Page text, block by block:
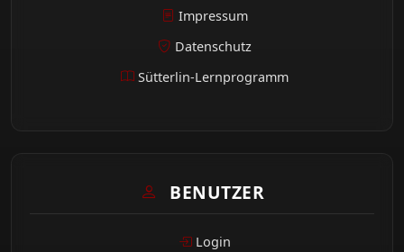
Impressum
Datenschutz
Sütterlin-Lernprogramm
BENUTZER
Login